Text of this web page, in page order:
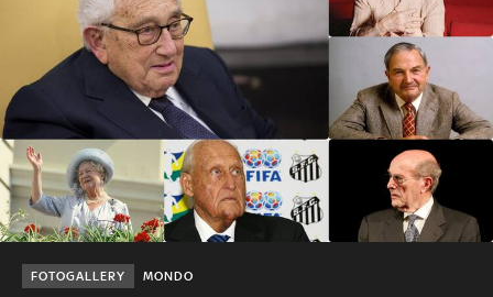
MONDO
FOTOGALLERY